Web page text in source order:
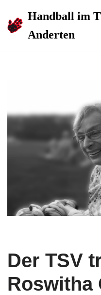
Zum
Handball im
Anderten
Der TSV
Roswitha